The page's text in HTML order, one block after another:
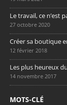
Le travail, ce n’est
27 octobre 2020
Créer sa boutique
12 février 2018
Les plus heureux
14 novembre 2017
MOTS-CLÉ